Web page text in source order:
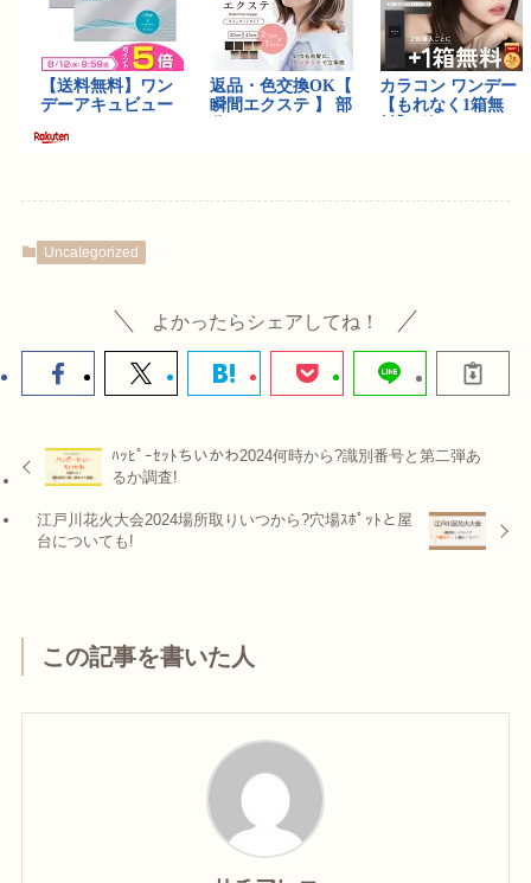
Uncategorized
よかったらシェアしてね！
ﾊｯﾋﾟｰｾｯﾄちいかわ2024何時から?識別番号と第二弾あ
るか調査!
江戸川花火大会2024場所取りいつから?穴場ｽﾎﾟｯﾄと屋
台についても!
この記事を書いた人